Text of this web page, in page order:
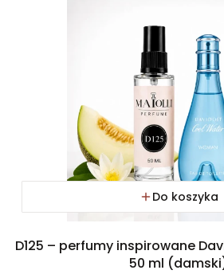
Do koszyka
D125 – perfumy inspirowane
50 ml